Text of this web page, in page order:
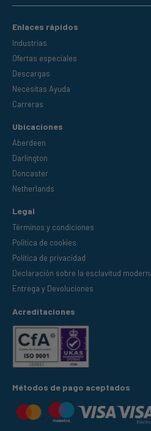
Enlaces rápidos
Industrias
Ofertas especiales
Descargas
Necesitas Ayuda
Carreras
Ubicaciones
Aberdeen
Darlington
Doncaster
Netherlands
Legal
Términos y condiciones
Política de cookies
Política de privacidad
Declaración sobre la esclavitud
Entrega y Devoluciones
Acreditaciones
Métodos de pago aceptados